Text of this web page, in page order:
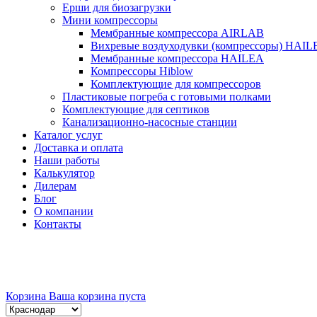
Ерши для биозагрузки
Мини компрессоры
Мембранные компрессора AIRLAB
Вихревые воздуходувки (компрессоры)
Мембранные компрессора HAILEA
Компрессоры Hiblow
Комплектующие для компрессоров
Пластиковые погреба с готовыми полками
Комплектующие для септиков
Канализационно-насосные станции
Каталог услуг
Доставка и оплата
Наши работы
Калькулятор
Дилерам
Блог
О компании
Контакты
Корзина Ваша корзина пуста